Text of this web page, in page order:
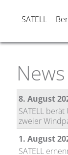
SATELL
News
UKA und
des
8. August
SATELL
zweier
1. August
SATELL